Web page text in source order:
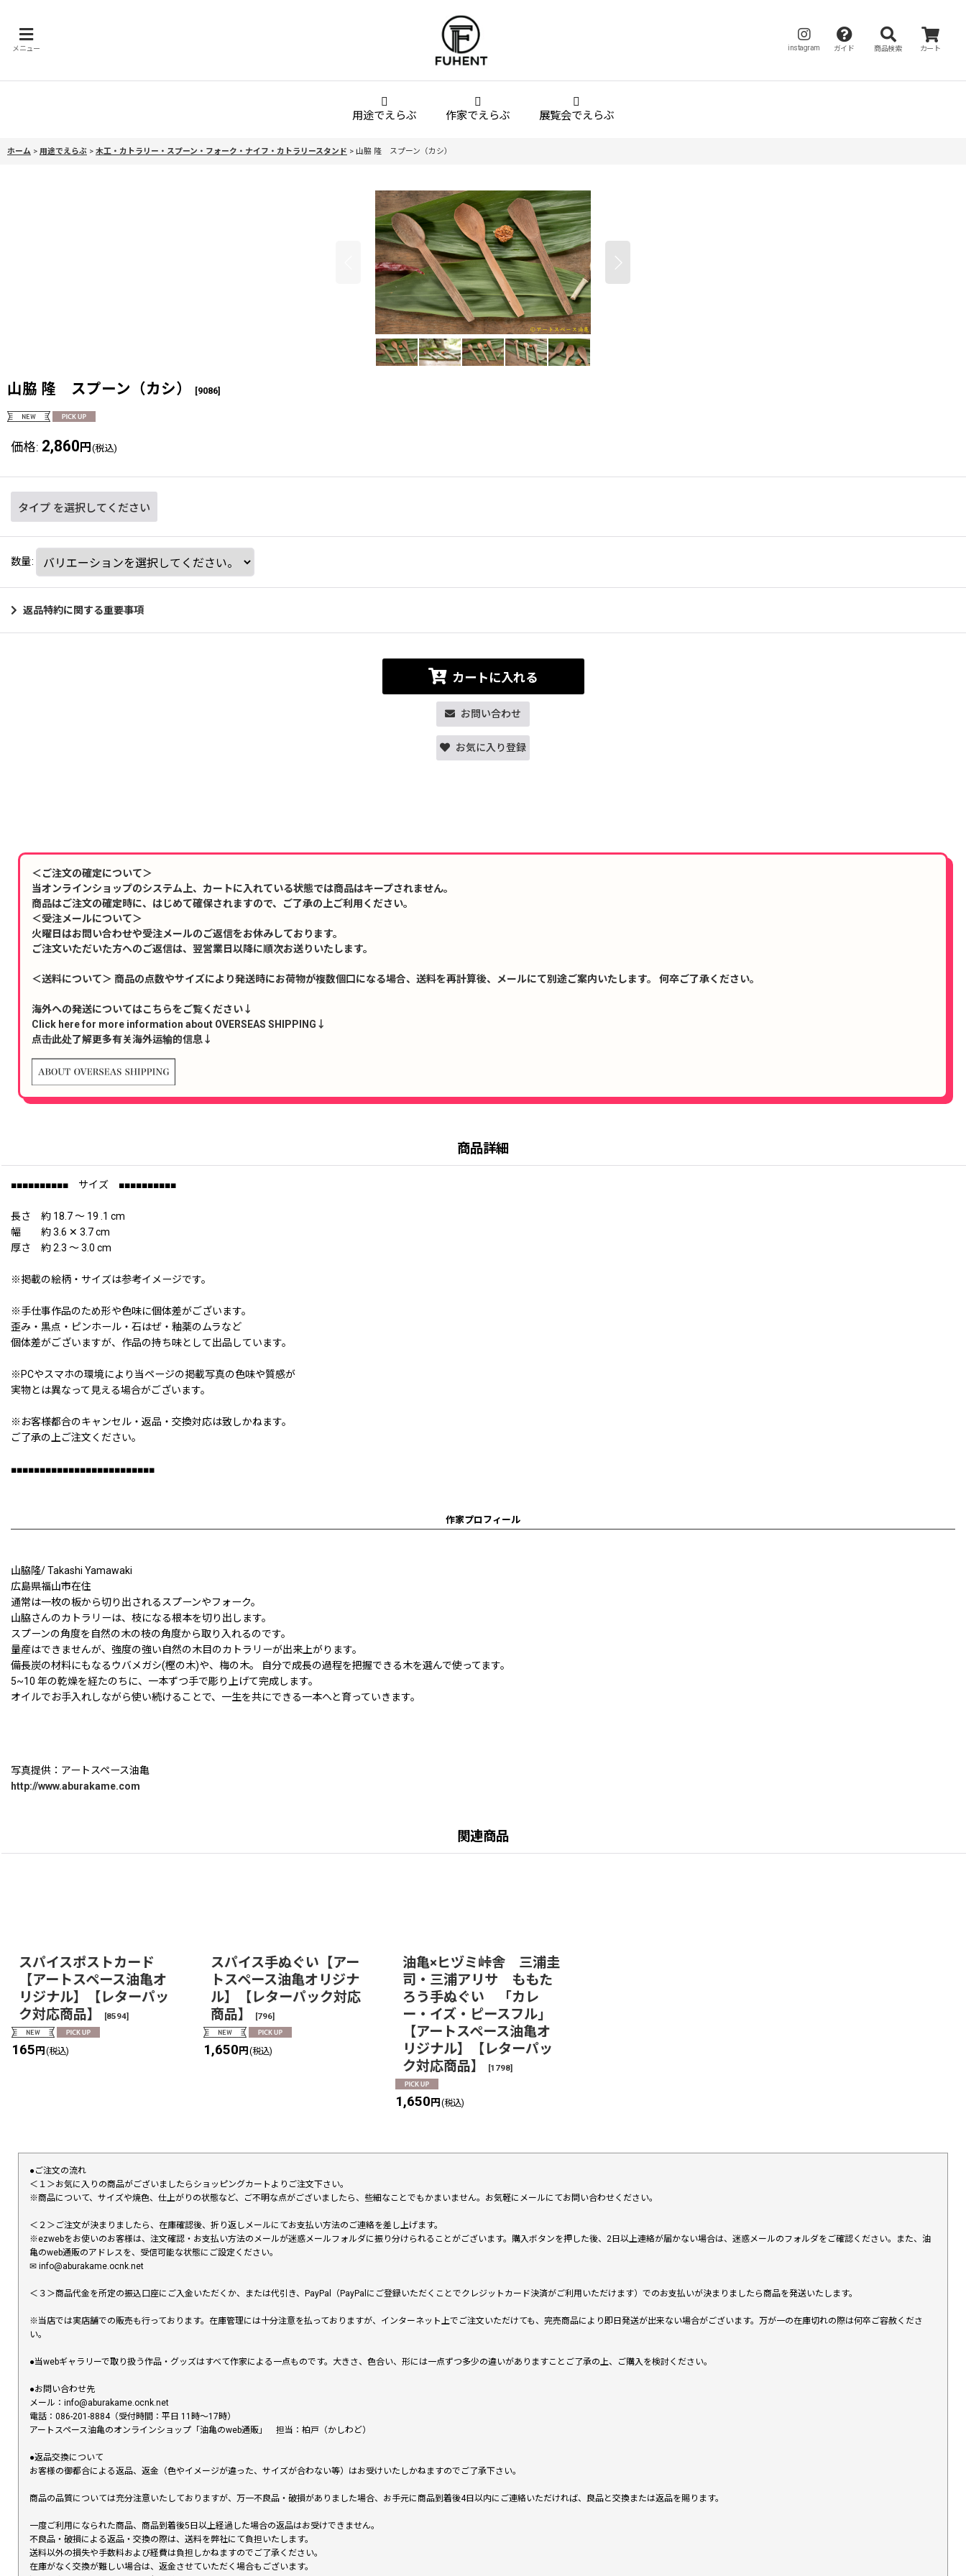
メニュー instagram ガイド 商品検索 カート
用途でえらぶ 作家でえらぶ 展覧会でえらぶ
ホーム > 用途でえらぶ > 木工・カトラリー・スプーン・フォーク・ナイフ・カトラリースタンド > 山脇 隆 スプーン（カシ）
山脇 隆 スプーン（カシ） [9086]
価格: 2,860 円 (税込)
タイプ を選択してください
数量:
返品特約に関する重要事項
カートに入れる
お問い合わせ
お気に入り登録
＜ご注文の確定について＞
当オンラインショップのシステム上、カートに入れている状態では商品はキープされません。
商品はご注文の確定時に、はじめて確保されますので、ご了承の上ご利用ください。
＜受注メールについて＞
火曜日はお問い合わせや受注メールのご返信をお休みしております。
ご注文いただいた方へのご返信は、翌営業日以降に順次お送りいたします。
＜送料について＞ 商品の点数やサイズにより発送時にお荷物が複数個口になる場合、送料を再計算後、メールにて別途ご案内いたします。 何卒ご了承ください。
海外への発送についてはこちらをご覧ください↓
Click here for more information about OVERSEAS SHIPPING↓
点击此处了解更多有关海外运输的信息↓
商品詳細
■■■■■■■■■■ サイズ ■■■■■■■■■■
長さ 約 18.7 〜 19 .1 cm
幅 約 3.6 ✕ 3.7 cm
厚さ 約 2.3 〜 3.0 cm
※掲載の絵柄・サイズは参考イメージです。
※手仕事作品のため形や色味に個体差がございます。
歪み・黒点・ピンホール・石はぜ・釉薬のムラなど
個体差がございますが、作品の持ち味として出品しています。
※PCやスマホの環境により当ページの掲載写真の色味や質感が
実物とは異なって見える場合がございます。
※お客様都合のキャンセル・返品・交換対応は致しかねます。
ご了承の上ご注文ください。
■■■■■■■■■■■■■■■■■■■■■■■■■
作家プロフィール
山脇隆/ Takashi Yamawaki
広島県福山市在住
通常は一枚の板から切り出されるスプーンやフォーク。
山脇さんのカトラリーは、枝になる根本を切り出します。
スプーンの角度を自然の木の枝の角度から取り入れるのです。
量産はできませんが、強度の強い自然の木目のカトラリーが出来上がります。
備長炭の材料にもなるウバメガシ(樫の木)や、梅の木。 自分で成長の過程を把握できる木を選んで使ってます。
5~10 年の乾燥を経たのちに、一本ずつ手で彫り上げて完成します。
オイルでお手入れしながら使い続けることで、一生を共にできる一本へと育っていきます。
写真提供：アートスペース油亀
http://www.aburakame.com
関連商品
スパイスポストカード
【アートスペース油亀オ
リジナル】【レターパッ
ク対応商品】
[8594]
165円 (税込)
スパイス手ぬぐい【アー
トスペース油亀オリジナ
ル】【レターパック対応
商品】
[796]
1,650円 (税込)
油亀×ヒヅミ峠舎 三浦圭
司・三浦アリサ ももた
ろう手ぬぐい 「カレ
ー・イズ・ピースフル」
【アートスペース油亀オ
リジナル】【レターパッ
ク対応商品】
[1798]
1,650円 (税込)
●ご注文の流れ
＜１＞お気に入りの商品がございましたらショッピングカートよりご注文下さい。
※商品について、サイズや焼色、仕上がりの状態など、ご不明な点がございましたら、些細なことでもかまいません。お気軽にメールにてお問い合わせください。
＜２＞ご注文が決まりましたら、在庫確認後、折り返しメールにてお支払い方法のご連絡を差し上げます。
※ezwebをお使いのお客様は、注文確認・お支払い方法のメールが迷惑メールフォルダに振り分けられることがございます。購入ボタンを押した後、2日以上連絡が届かない場合は、迷惑メールのフォルダをご確認ください。また、油
亀のweb通販のアドレスを、受信可能な状態にご設定ください。
✉︎ info@aburakame.ocnk.net
＜３＞商品代金を所定の振込口座にご入金いただくか、または代引き、PayPal（PayPalにご登録いただくことでクレジットカード決済がご利用いただけます）でのお支払いが決まりましたら商品を発送いたします。
※当店では実店舗での販売も行っております。在庫管理には十分注意を払っておりますが、インターネット上でご注文いただけても、完売商品により即日発送が出来ない場合がございます。万が一の在庫切れの際は何卒ご容赦くださ
い。
●当webギャラリーで取り扱う作品・グッズはすべて作家による一点ものです。大きさ、色合い、形には一点ずつ多少の違いがありますことご了承の上、ご購入を検討ください。
●お問い合わせ先
メール：info@aburakame.ocnk.net
電話：086-201-8884（受付時間：平日 11時〜17時）
アートスペース油亀のオンラインショップ「油亀のweb通販」 担当：柏戸（かしわど）
●返品交換について
お客様の御都合による返品、返金（色やイメージが違った、サイズが合わない等）はお受けいたしかねますのでご了承下さい。
商品の品質については充分注意いたしておりますが、万一不良品・破損がありました場合、お手元に商品到着後4日以内にご連絡いただければ、良品と交換または返品を賜ります。
一度ご利用になられた商品、商品到着後5日以上経過した場合の返品はお受けできません。
不良品・破損による返品・交換の際は、送料を弊社にて負担いたします。
送料以外の損失や手数料および経費は負担しかねますのでご了承ください。
在庫がなく交換が難しい場合は、返金させていただく場合もございます。